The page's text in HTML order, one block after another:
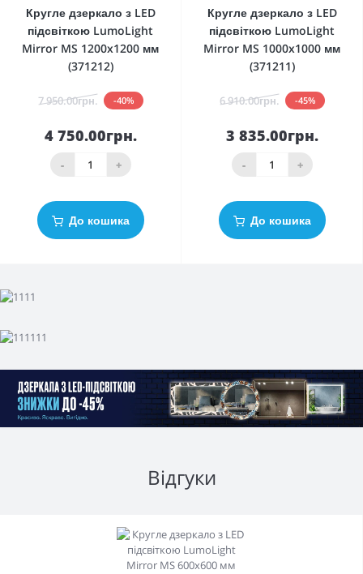
Кругле дзеркало з LED
підсвіткою LumoLight
Mirror MS 1200x1200 мм
(371212)
7 950.00грн. -40%
4 750.00грн.
- +
До кошика
Кругле дзеркало з LED
підсвіткою LumoLight
Mirror MS 1000x1000 мм
(371211)
6 910.00грн. -45%
3 835.00грн.
- +
До кошика
Відгуки